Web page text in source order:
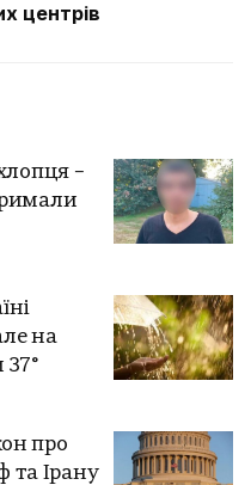
центрів
–
на
про
та Ірану